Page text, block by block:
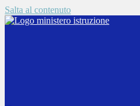
Salta al contenuto